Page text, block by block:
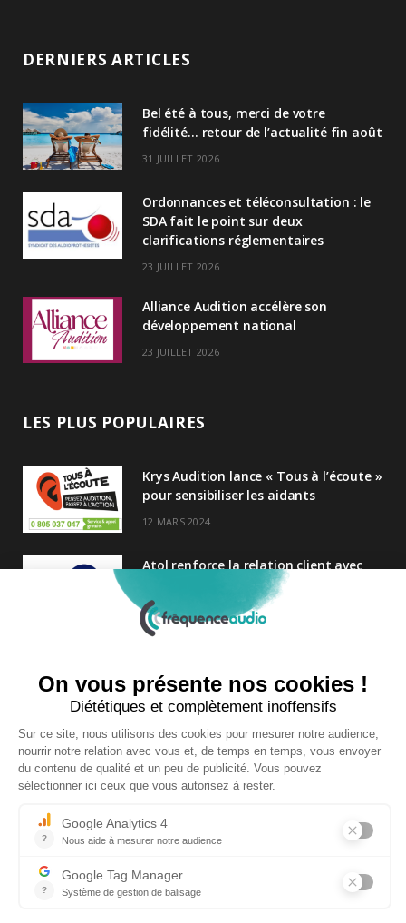
e
n
DERNIERS ARTICLES
Bel été à tous, merci de votre
fidélité… retour de l’actualité fin août
31 JUILLET 2026
Ordonnances et téléconsultation : le
SDA fait le point sur deux
clarifications réglementaires
23 JUILLET 2026
Alliance Audition accélère son
développement national
23 JUILLET 2026
LES PLUS POPULAIRES
Krys Audition lance « Tous à l’écoute »
pour sensibiliser les aidants
12 MARS 2024
Atol renforce la relation client avec
une nouvelle campagne axée sur la
satisfaction
25 FÉVRIER 2025
Audition Conseil
27 MARS 2024
Copyright © 2026 | Tous droits réservés |
Politique de confidentialité|Plan du site Visiperf